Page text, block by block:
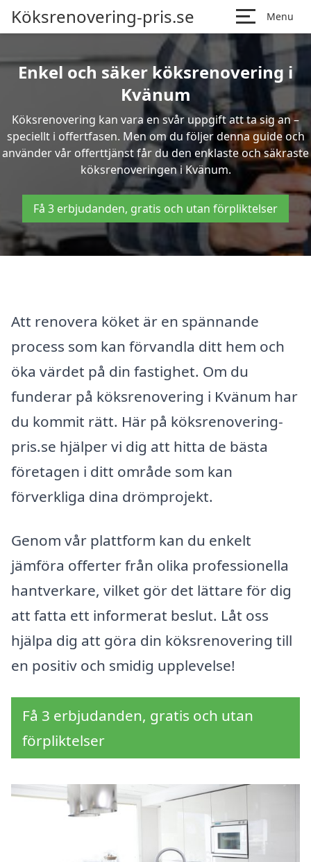
Köksrenovering-pris.se Menu
Enkel och säker köksrenovering i
Kvänum
Köksrenovering kan vara en svår uppgift att ta sig an –
speciellt i offertfasen. Men om du följer denna guide och
använder vår offerttjänst får du den enklaste och säkraste
köksrenoveringen i Kvänum.
Få 3 erbjudanden, gratis och utan förpliktelser
Att renovera köket är en spännande
process som kan förvandla ditt hem och
öka värdet på din fastighet. Om du
funderar på köksrenovering i Kvänum har
du kommit rätt. Här på köksrenovering-
pris.se hjälper vi dig att hitta de bästa
företagen i ditt område som kan
förverkliga dina drömprojekt.
Genom vår plattform kan du enkelt
jämföra offerter från olika professionella
hantverkare, vilket gör det lättare för dig
att fatta ett informerat beslut. Låt oss
hjälpa dig att göra din köksrenovering till
en positiv och smidig upplevelse!
Få 3 erbjudanden, gratis och utan
förpliktelser